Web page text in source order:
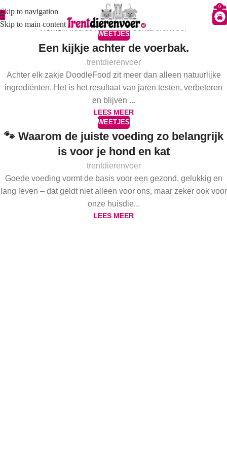
Skip to navigation
Skip to main content
0
Posts by trentdierenvoer
Home/ Articles Posted by trentdierenvoer
WEETJES
Een kijkje achter de voerbak.
trentdierenvoer
Achter elk zakje DoodleFood zit meer dan alleen natuurlijke
ingrediënten. Het is het resultaat van jaren testen, verbeteren
en blijven ...
LEES MEER
WEETJES
🐾 Waarom de juiste voeding zo belangrijk
is voor je hond en kat
trentdierenvoer
Goede voeding vormt de basis voor een gezond, gelukkig en
lang leven – dat geldt niet alleen voor ons, maar zeker ook voor
onze huisdie...
LEES MEER